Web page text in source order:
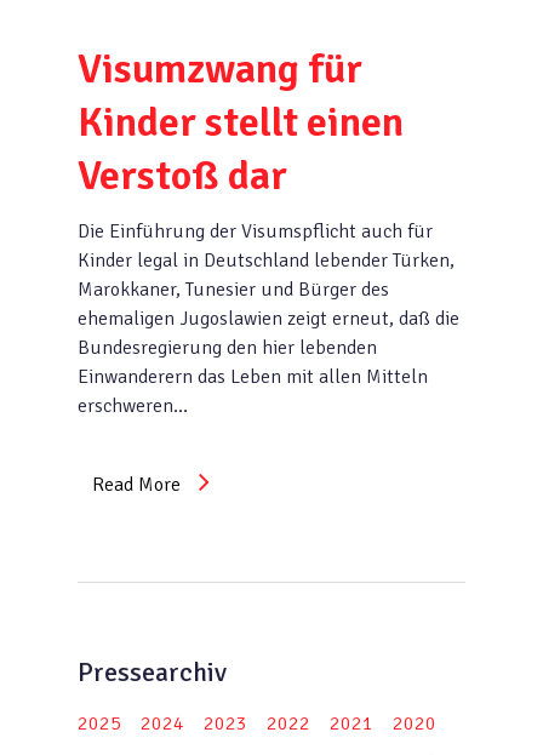
Visumzwang für
Kinder stellt einen
Verstoß dar
Die Einführung der Visumspflicht auch für
Kinder legal in Deutschland lebender Türken,
Marokkaner, Tunesier und Bürger des
ehemaligen Jugoslawien zeigt erneut, daß die
Bundesregierung den hier lebenden
Einwanderern das Leben mit allen Mitteln
erschweren…
Read More
Pressearchiv
2025 2024 2023 2022 2021
2020